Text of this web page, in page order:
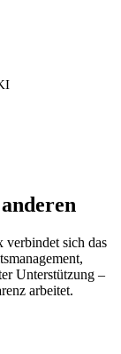
sich das
Unterstützung –
arbeitet.